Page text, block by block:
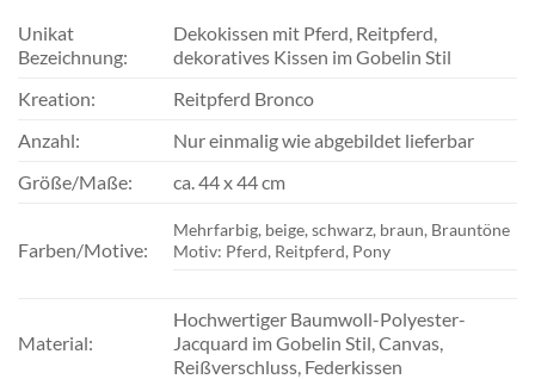
Unikat
Bezeichnung:
Dekokissen mit Pferd, Reitpferd,
dekoratives Kissen im Gobelin Stil
Kreation:
Reitpferd Bronco
Anzahl:
Nur einmalig wie abgebildet lieferbar
Größe/Maße:
ca. 44 x 44 cm
Farben/Motive:
Mehrfarbig, beige, schwarz, braun, Brauntöne
Motiv: Pferd, Reitpferd, Pony
Material:
Hochwertiger Baumwoll-Polyester-
Jacquard im Gobelin Stil, Canvas,
Reißverschluss, Federkissen